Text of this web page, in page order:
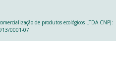
de produtos ecológicos LTDA CNPJ:
0001-07